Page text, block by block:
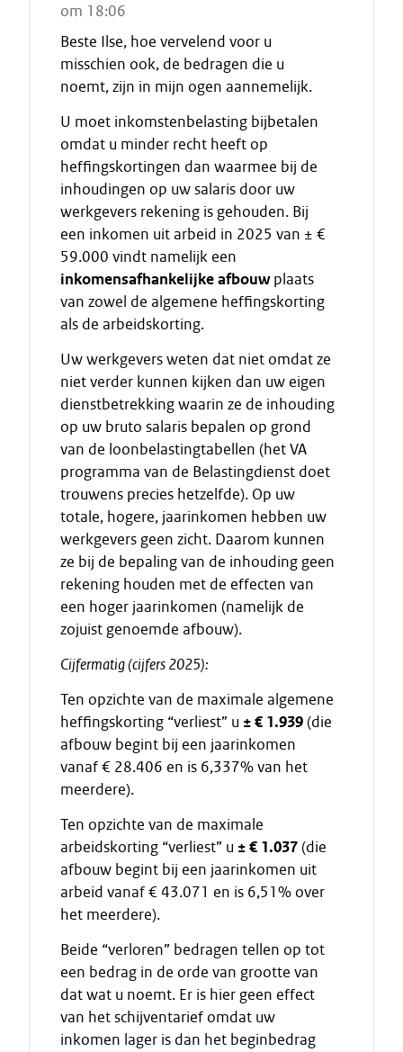
om 18:06
Beste Ilse, hoe vervelend voor u
misschien ook, de bedragen die u
noemt, zijn in mijn ogen aannemelijk.
U moet inkomstenbelasting bijbetalen
omdat u minder recht heeft op
heffingskortingen dan waarmee bij de
inhoudingen op uw salaris door uw
werkgevers rekening is gehouden. Bij
een inkomen uit arbeid in 2025 van ± €
59.000 vindt namelijk een
inkomensafhankelijke afbouwplaats
van zowel de algemene heffingskorting
als de arbeidskorting.
Uw werkgevers weten dat niet omdat ze
niet verder kunnen kijken dan uw eigen
dienstbetrekking waarin ze de inhouding
op uw bruto salaris bepalen op grond
van de loonbelastingtabellen (het VA
programma van de Belastingdienst doet
trouwens precies hetzelfde). Op uw
totale, hogere, jaarinkomen hebben uw
werkgevers geen zicht. Daarom kunnen
ze bij de bepaling van de inhouding geen
rekening houden met de effecten van
een hoger jaarinkomen (namelijk de
zojuist genoemde afbouw).
Cijfermatig (cijfers 2025):
Ten opzichte van de maximale algemene
heffingskorting “verliest” u ± € 1.939(die
afbouw begint bij een jaarinkomen
vanaf € 28.406 en is 6,337% van het
meerdere).
Ten opzichte van de maximale
arbeidskorting “verliest” u ± € 1.037(die
afbouw begint bij een jaarinkomen uit
arbeid vanaf € 43.071 en is 6,51% over
het meerdere).
Beide “verloren” bedragen tellen op tot
een bedrag in de orde van grootte van
dat wat u noemt. Er is hier geen effect
van het schijventarief omdat uw
inkomen lager is dan het beginbedrag